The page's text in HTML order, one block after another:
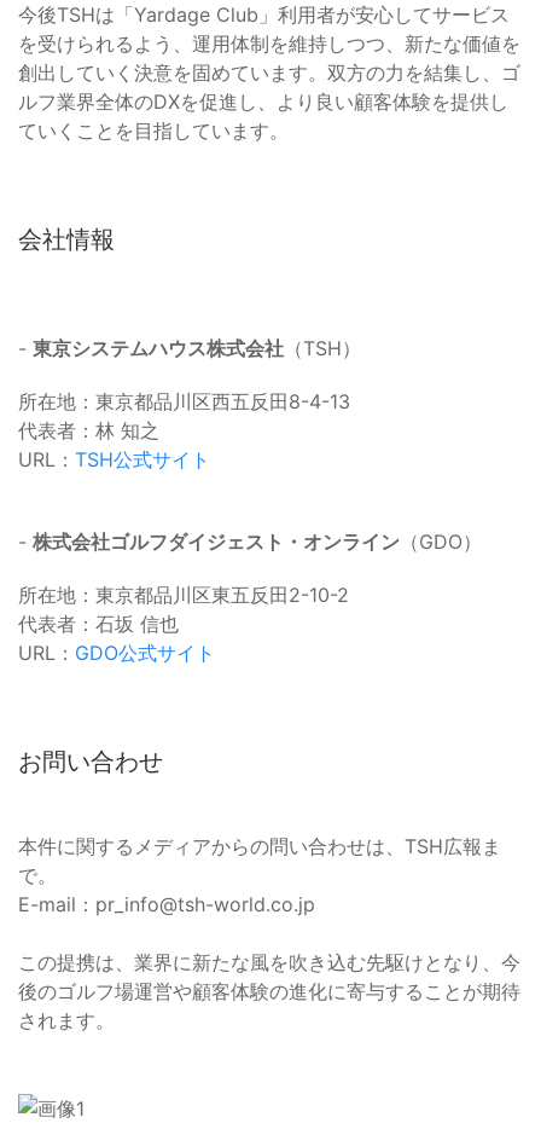
今後TSHは「Yardage Club」利用者が安心してサービス
を受けられるよう、運用体制を維持しつつ、新たな価値を
創出していく決意を固めています。双方の力を結集し、ゴ
ルフ業界全体のDXを促進し、より良い顧客体験を提供し
ていくことを目指しています。
会社情報
- 東京システムハウス株式会社 （TSH）
所在地：東京都品川区西五反田8-4-13
代表者：林 知之
URL： TSH公式サイト
- 株式会社ゴルフダイジェスト・オンライン （GDO）
所在地：東京都品川区東五反田2-10-2
代表者：石坂 信也
URL： GDO公式サイト
お問い合わせ
本件に関するメディアからの問い合わせは、TSH広報ま
で。
E-mail： pr_info@tsh-world.co.jp
この提携は、業界に新たな風を吹き込む先駆けとなり、今
後のゴルフ場運営や顧客体験の進化に寄与することが期待
されます。